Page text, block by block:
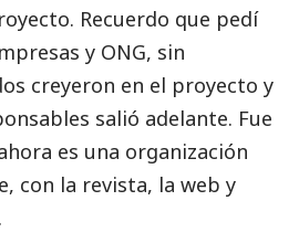
Recuerdo que pedí
y ONG, sin
creyeron en el proyecto y
salió adelante. Fue
es una organización
con la revista, la web y